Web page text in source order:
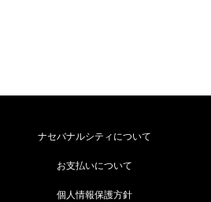
ナセバナルシティについて
お支払いについて
個人情報保護方針